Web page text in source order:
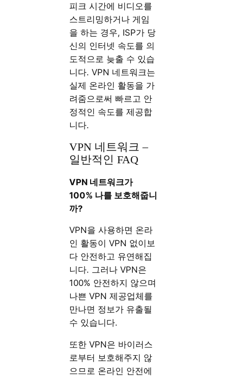
피크 시간에 비디오를
스트리밍하거나 게임
을 하는 경우, ISP가 당
신의 인터넷 속도를 의
도적으로 늦출 수 있습
니다. VPN 네트워크는
실제 온라인 활동을 가
려줌으로써 빠르고 안
정적인 속도를 제공합
니다.
VPN 네트워크 –
일반적인 FAQ
VPN 네트워크가
100% 나를 보호해줍니
까?
VPN을 사용하면 온라
인 활동이 VPN 없이보
다 안전하고 유연해집
니다. 그러나 VPN은
100% 안전하지 않으며
나쁜 VPN 제공업체를
만나면 정보가 유출될
수 있습니다.
또한 VPN은 바이러스
로부터 보호해주지 않
으므로 온라인 안전에